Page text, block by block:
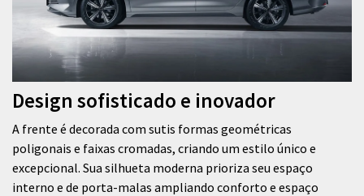
Design sofisticado e inovador
A frente é decorada com sutis formas geométricas
poligonais e faixas cromadas, criando um estilo único e
excepcional. Sua silhueta moderna prioriza seu espaço
interno e de porta-malas ampliando conforto e espaço